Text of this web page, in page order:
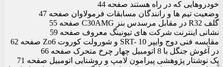
خودروهایی که در راه هستند صفحه 44
وضعیت تیم ها و رانندگان مسابقات فرمولاوان صفحه 47
گلف R32 در مقابل مرسدس بنز C30AMG صفحه 55
نشانی اینترنت شرکت های تیونینگ معروف صفحه 59
مقایسه فنی دوج وایپر SRT- 10 و شورولت کوروت Zo6 صفحه 62
در آغوش جنگل با 8 اتومبیل چهار چرخ متحرک صفحه 66
یک نوشتار پژوهشی پیرامون لامپ و روشنایی اتومبیل صفحه 71